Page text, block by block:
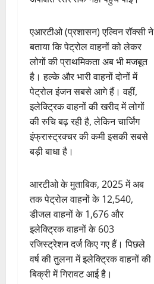
एआरटीओ (प्रशासन) एल्विन रॉक्सी ने
बताया कि पेट्रोल वाहनों को लेकर
लोगों की प्राथमिकता अब भी मजबूत
है। हल्के और भारी वाहनों दोनों में
पेट्रोल इंजन सबसे आगे हैं। वहीं,
इलेक्ट्रिक वाहनों की खरीद में लोगों
की रुचि बढ़ रही है, लेकिन चार्जिंग
इंफ्रास्ट्रक्चर की कमी इसकी सबसे
बड़ी बाधा है।
आरटीओ के मुताबिक, 2025 में अब
तक पेट्रोल वाहनों के 12,540,
डीजल वाहनों के 1,676 और
इलेक्ट्रिक वाहनों के 603
रजिस्ट्रेशन दर्ज किए गए हैं। पिछले
वर्ष की तुलना में इलेक्ट्रिक वाहनों की
बिक्री में गिरावट आई है।